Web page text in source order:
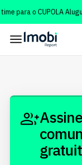
para o CUPOLA